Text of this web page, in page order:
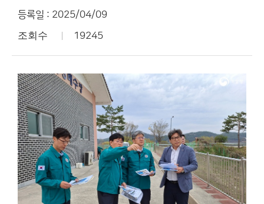
등록일 : 2025/04/09
조회수 19245